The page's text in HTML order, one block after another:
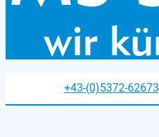
+43-(0)5372-62673